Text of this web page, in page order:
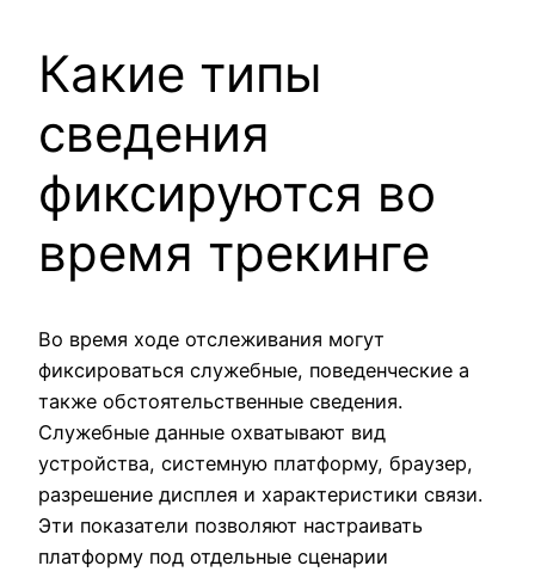
Какие типы
сведения
фиксируются во
время трекинге
Во время ходе отслеживания могут
фиксироваться служебные, поведенческие а
также обстоятельственные сведения.
Служебные данные охватывают вид
устройства, системную платформу, браузер,
разрешение дисплея и характеристики связи.
Эти показатели позволяют настраивать
платформу под отдельные сценарии